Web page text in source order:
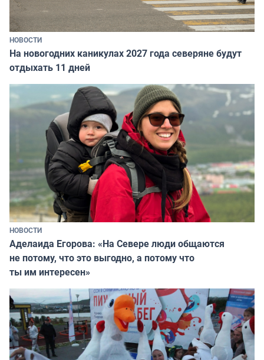
НОВОСТИ
На новогодних каникулах 2027 года северяне будут
отдыхать 11 дней
НОВОСТИ
Аделаида Егорова: «На Севере люди общаются
не потому, что это выгодно, а потому что
ты им интересен»